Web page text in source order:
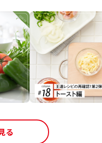
る